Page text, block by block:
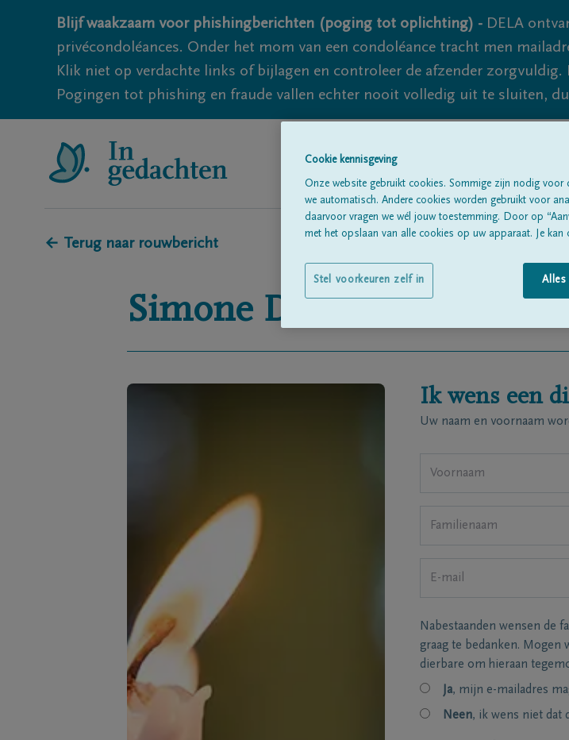
Blijf waakzaam voor phishingberichten (poging tot oplichting) - DELA
privécondoléances. Onder het mom van een condoléance tracht men
Klik niet op verdachte links of bijlagen en controleer de afzender
Pogingen tot phishing en fraude vallen echter nooit volledig uit te sluiten,
← Terug naar rouwbericht
Simone DEMESMAEKER
Ik wens een
Uw naam en voornaam
Nabestaanden wensen de
graag te bedanken. Mogen
dierbare om hieraan
Ja, mijn e-mailadres
Neen, ik wens niet dat
Cookie kennisgeving
Onze website gebruikt cookies. Sommige zijn nodig voor
we automatisch. Andere cookies worden gebruikt voor
daarvoor vragen we wél jouw toestemming. Door op
met het opslaan van alle cookies op uw apparaat. Je kan
Alles
Stel voorkeuren zelf in